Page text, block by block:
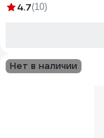
4.7(10)
Нет в наличии